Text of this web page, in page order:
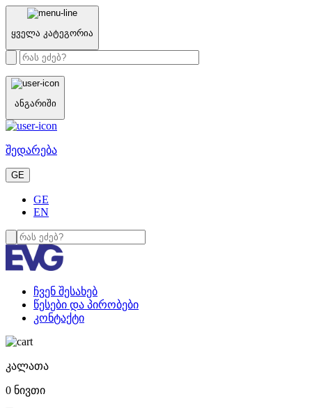
ყველა კატეგორია
ანგარიში
შედარება
GE
GE
EN
ჩვენ შესახებ
წესები და პირობები
კონტაქტი
კალათა
0 ნივთი